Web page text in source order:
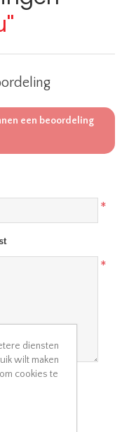
een beoordeling
*
*
diensten
wilt maken
cookies te